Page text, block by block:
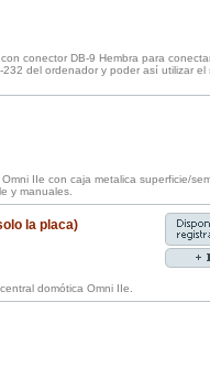
conector DB-9 Hembra para
del ordenador y poder así utilizar el
IIe con caja metalica superficie/
y manuales.
la placa)
domótica Omni IIe.